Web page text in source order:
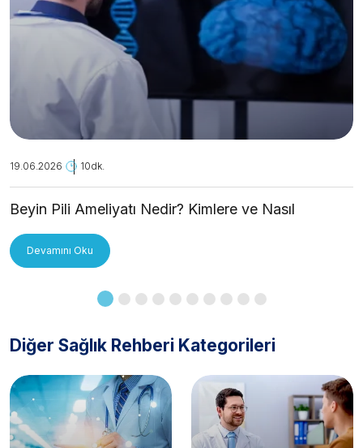
19.06.2026 10dk.
Beyin Pili Ameliyatı Nedir? Kimlere ve Nasıl
Devamını Oku
Diğer Sağlık Rehberi Kategorileri